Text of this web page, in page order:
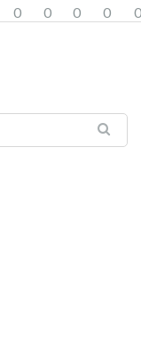
0 0 0 0 0